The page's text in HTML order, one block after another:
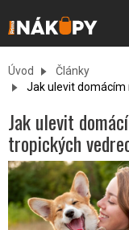
Úvod
Články
Jak ulevit domácím
Jak ulevit
tropických